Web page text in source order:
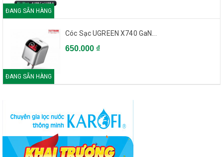
ĐANG SẴN HÀNG
ĐANG SẴN HÀNG
Cóc Sạc UGREEN X740 GaN...
650.000 ₫